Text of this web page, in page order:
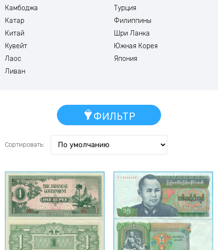
Камбоджа
Катар
Китай
Кувейт
Лаос
Ливан
Турция
Филиппины
Шри Ланка
Южная Корея
Япония
ФИЛЬТР
Сортировать: